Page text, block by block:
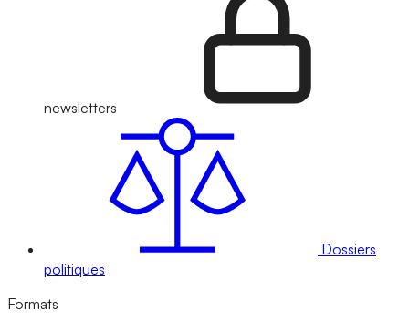
newsletters
Dossiers
politiques
Formats